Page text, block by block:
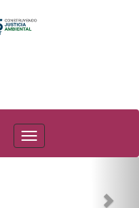
PAOT